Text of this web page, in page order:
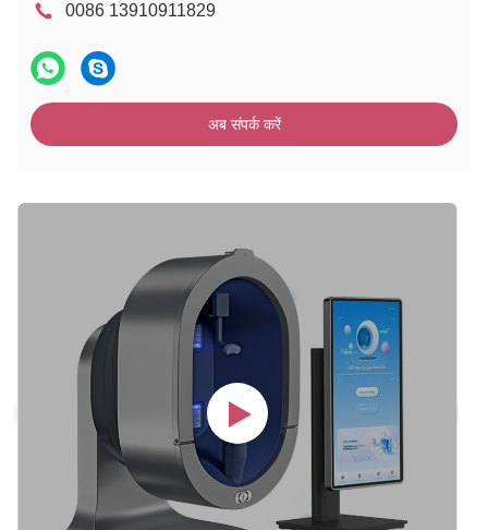
0086 13910911829
अब संपर्क करें